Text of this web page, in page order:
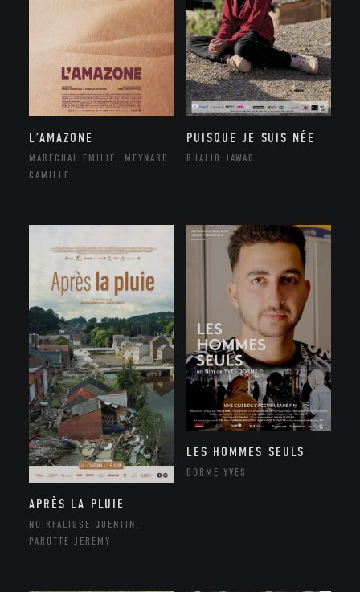
L’AMAZONE
MARÉCHAL EMILIE, MEYNARD
CAMILLE
PUISQUE JE SUIS NÉE
RHALIB JAWAD
APRÈS LA PLUIE
NOIRFALISSE QUENTIN,
PAROTTE JEREMY
LES HOMMES SEULS
DORME YVES